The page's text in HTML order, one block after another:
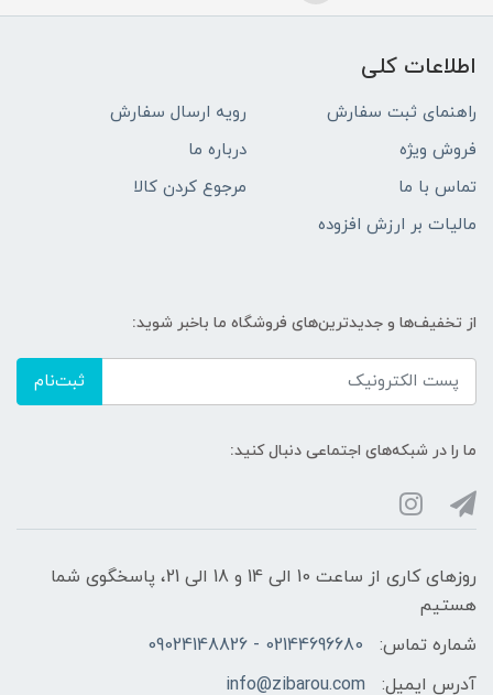
اطلاعات کلی
راهنمای ثبت سفارش
رویه ارسال سفارش
فروش ویژه
درباره ما
تماس با ما
مرجوع کردن کالا
مالیات بر ارزش افزوده
از تخفیف‌ها و جدیدترین‌های فروشگاه ما باخبر شوید:
ثبت‌نام
ما را در شبکه‌های اجتماعی دنبال کنید:
روزهای کاری از ساعت 10 الی 14 و 18 الی 21، پاسخگوی شما
هستیم
شماره تماس:
02144696680 - 09024148826
آدرس ایمیل:
info@zibarou.com